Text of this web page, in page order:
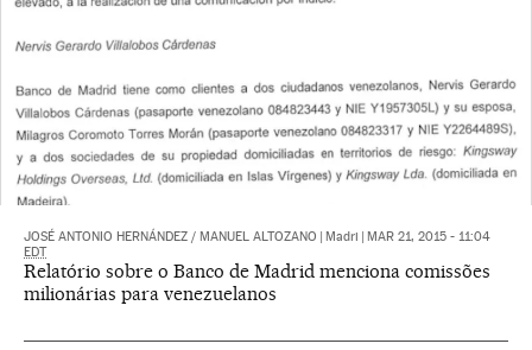
JOSÉ ANTONIO HERNÁNDEZ / MANUEL ALTOZANO Madri
MAR 21, 2015 - 11:04
EDT
Relatório sobre o Banco de Madrid menciona comissões
milionárias para venezuelanos